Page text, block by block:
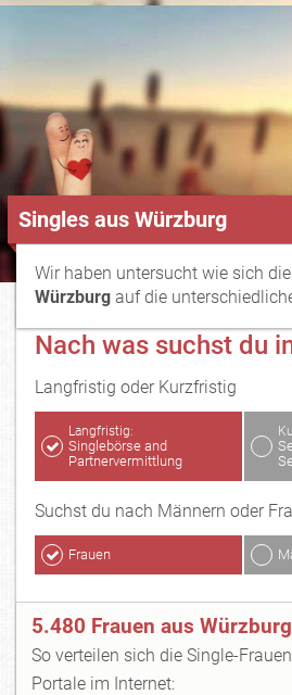
Singles aus Würzburg
Wir haben untersucht wie sich die
Würzburg auf die
Nach was suchst du
Langfristig oder Kurzfristig
Langfristig:
Singlebörse and
Partnervermittlung
Suchst du nach Männern oder
Frauen
5.480 Frauen aus Würzburg
So verteilen sich die Single-
Portale im Internet: